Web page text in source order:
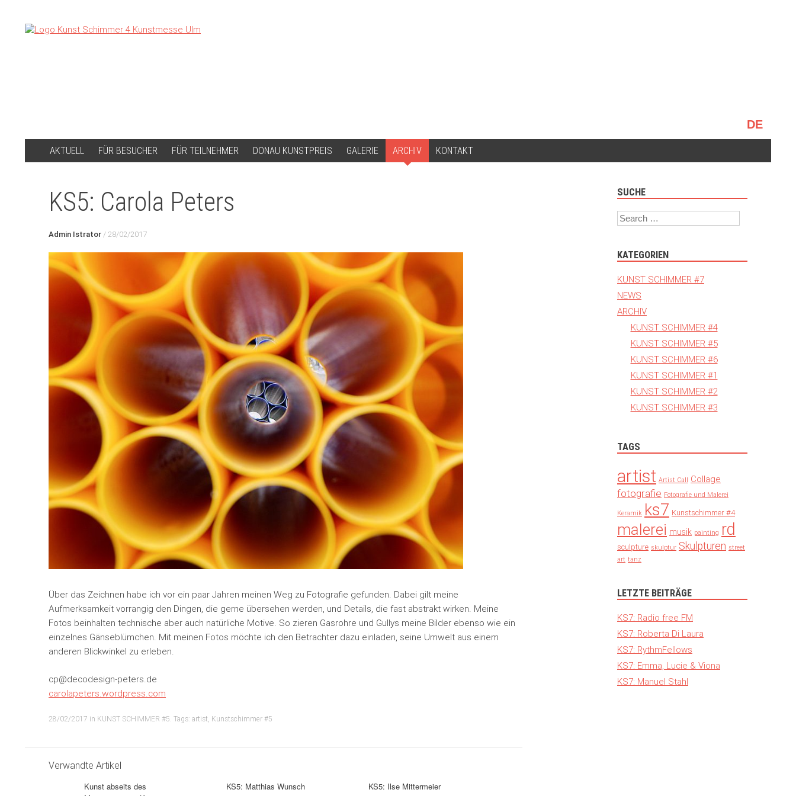
Sprache
auswählen
INHALT
AKTUELL FÜR BESUCHER FÜR TEILNEHMER DONAU KUNSTPREIS GALERIE ARCHIV KONTAKT
KS5: Carola Peters
Admin Istrator / 28/02/2017
Über das Zeichnen habe ich vor ein paar Jahren meinen Weg zu Fotografie gefunden. Dabei gilt meine
Aufmerksamkeit vorrangig den Dingen, die gerne übersehen werden, und Details, die fast abstrakt wirken. Meine
Fotos beinhalten technische aber auch natürliche Motive. So zieren Gasrohre und Gullys meine Bilder ebenso wie ein
einzelnes Gänseblümchen. Mit meinen Fotos möchte ich den Betrachter dazu einladen, seine Umwelt aus einem
anderen Blickwinkel zu erleben.
cp@decodesign-peters.de
carolapeters.wordpress.com
28/02/2017 in KUNST SCHIMMER #5 . Tags: artist Kunstschimmer #5
Verwandte Artikel
Kunst abseits des
KS5: Matthias Wunsch KS5: Ilse Mittermeier
SUCHE
Search
KATEGORIEN
KUNST SCHIMMER #7
NEWS
ARCHIV
KUNST SCHIMMER #4
KUNST SCHIMMER #5
KUNST SCHIMMER #6
KUNST SCHIMMER #1
KUNST SCHIMMER #2
KUNST SCHIMMER #3
TAGS
artist Artist Call Collage
fotografie Fotografie und Malerei
Keramik ks7 Kunstschimmer #4
malerei musik painting rd
sculpture skulptur Skulpturen street
art tanz
LETZTE BEITRÄGE
KS7: Radio free FM
KS7: Roberta Di Laura
KS7: RythmFellows
KS7: Emma, Lucie & Viona
KS7: Manuel Stahl